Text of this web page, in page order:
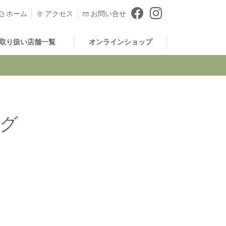
ホーム アクセス お問い合せ
り扱い店舗一覧 オンラインショップ